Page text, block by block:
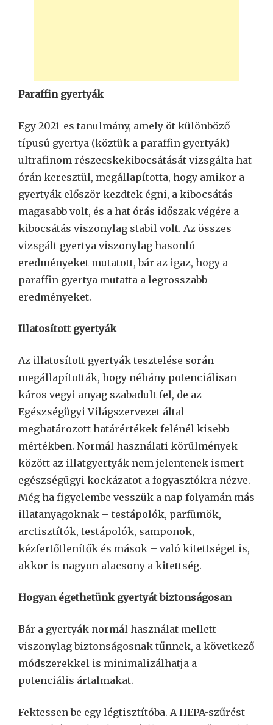
Paraffin gyertyák
Egy 2021-es tanulmány, amely öt különböző
típusú gyertya (köztük a paraffin gyertyák)
ultrafinom részecskekibocsátását vizsgálta hat
órán keresztül, megállapította, hogy amikor a
gyertyák először kezdtek égni, a kibocsátás
magasabb volt, és a hat órás időszak végére a
kibocsátás viszonylag stabil volt. Az összes
vizsgált gyertya viszonylag hasonló
eredményeket mutatott, bár az igaz, hogy a
paraffin gyertya mutatta a legrosszabb
eredményeket.
Illatosított gyertyák
Az illatosított gyertyák tesztelése során
megállapították, hogy néhány potenciálisan
káros vegyi anyag szabadult fel, de az
Egészségügyi Világszervezet által
meghatározott határértékek felénél kisebb
mértékben. Normál használati körülmények
között az illatgyertyák nem jelentenek ismert
egészségügyi kockázatot a fogyasztókra nézve.
Még ha figyelembe vesszük a nap folyamán más
illatanyagoknak – testápolók, parfümök,
arctisztítók, testápolók, samponok,
kézfertőtlenítők és mások – való kitettséget is,
akkor is nagyon alacsony a kitettség.
Hogyan égethetünk gyertyát biztonságosan
Bár a gyertyák normál használat mellett
viszonylag biztonságosnak tűnnek, a következő
módszerekkel is minimalizálhatja a
potenciális ártalmakat.
Fektessen be egy légtisztítóba. A HEPA-szűrést